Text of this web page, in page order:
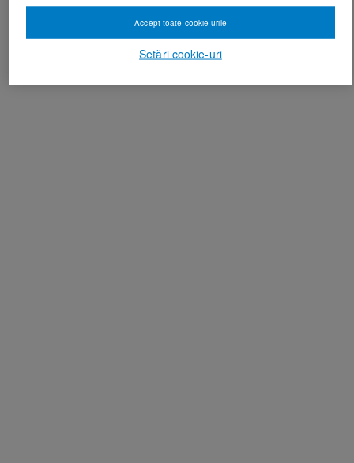
Setări cookie-uri
Accept toate cookie-urile